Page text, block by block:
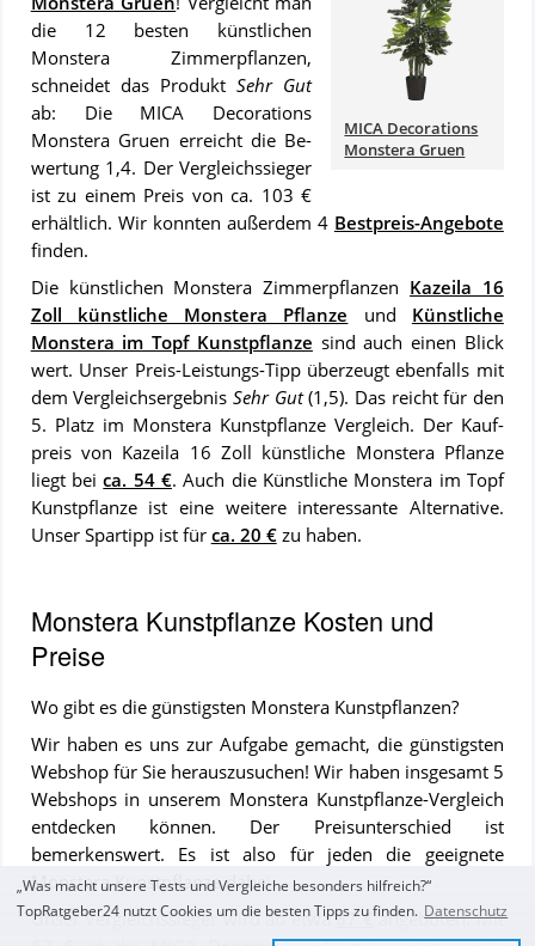
MICA Decorations
Monstera Gruen
die 12 bes­ten künstlichen
Monstera Zimmerpflanzen,
schnei­det das Pro­duktSehr Gut
ab: Die MICA Decorations
Monstera Gruen er­reicht die Be­
wer­tung 1,4. Der Ver­gleichs­sie­ger
ist zu ei­nem Preis von ca. 103 €
er­hält­lich. Wir konn­ten au­ßer­dem 4 Best­preis-An­ge­bo­te
fin­den.
Die künstlichen Monstera Zimmerpflanzen Kazeila 16
Zoll künstliche Monstera Pflanze und Künstliche
Monstera im Topf Kunstpflanze sind auch ei­nen Blick
wert. Un­ser Preis-Leis­tungs-Tipp über­zeugt ebenfalls mit
dem Ver­gleich­s­er­geb­nis Sehr Gut(1,5). Das reicht für den
5. Platz im Monstera Kunstpflanze Vergleich. Der Kauf­
preis von Kazeila 16 Zoll künstliche Monstera Pflanze
liegt beica. 54 €. Auch die Künstliche Monstera im Topf
Kunstpflanze ist eine wei­te­re in­ter­es­san­te Al­ter­na­ti­ve.
Unser Spartipp ist für ca. 20 €zu ha­ben.
Monstera Kunstpflanze Kosten und
Preise
Wo gibt es die günstigsten Monstera Kunstpflanzen?
Wir haben es uns zur Aufgabe gemacht, die günstigsten
Webshop für Sie herauszusuchen! Wir haben insgesamt 5
Webshops in unserem Monstera Kunstpflanze-Vergleich
entdecken können. Der Preisunterschied ist
bemerkenswert. Es ist also für jeden die geeignete
Monstera Kunstpflanze dabei.
Unser Vergleichssieger wird ab etwa67 € angeboten. Mit
„Was macht unsere Tests und Vergleiche besonders hilfreich?“
TopRatgeber24 nutzt Cookies um die besten Tipps zu finden. Datenschutz